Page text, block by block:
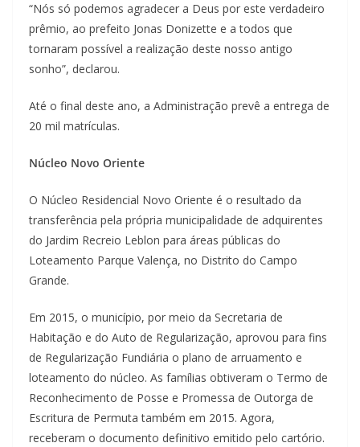
“Nós só podemos agradecer a Deus por este verdadeiro
prêmio, ao prefeito Jonas Donizette e a todos que
tornaram possível a realização deste nosso antigo
sonho”, declarou.
Até o final deste ano, a Administração prevê a entrega de
20 mil matrículas.
Núcleo Novo Oriente
O Núcleo Residencial Novo Oriente é o resultado da
transferência pela própria municipalidade de adquirentes
do Jardim Recreio Leblon para áreas públicas do
Loteamento Parque Valença, no Distrito do Campo
Grande.
Em 2015, o município, por meio da Secretaria de
Habitação e do Auto de Regularização, aprovou para fins
de Regularização Fundiária o plano de arruamento e
loteamento do núcleo. As famílias obtiveram o Termo de
Reconhecimento de Posse e Promessa de Outorga de
Escritura de Permuta também em 2015. Agora,
receberam o documento definitivo emitido pelo cartório.